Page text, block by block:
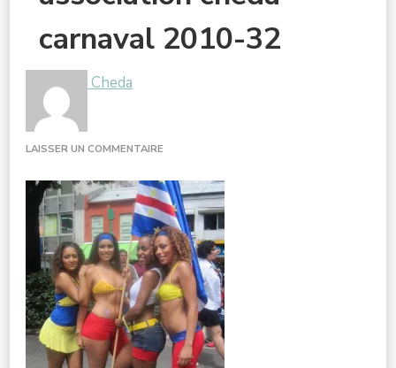
carnaval 2010-32
Cheda
LAISSER UN COMMENTAIRE
CHEDA
CARNAVAL
2010-
32